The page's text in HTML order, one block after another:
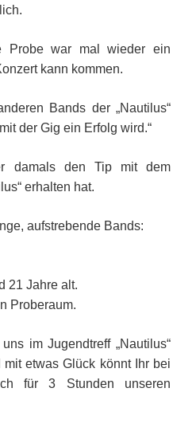
Probe war mal wieder ein
kann kommen.
Bands der „Nautilus“
der Gig ein Erfolg wird.“
damals den Tip mit dem
erhalten hat.
aufstrebende Bands:
21 Jahre alt.
Proberaum.
im Jugendtreff „Nautilus“
etwas Glück könnt Ihr bei
für 3 Stunden unseren